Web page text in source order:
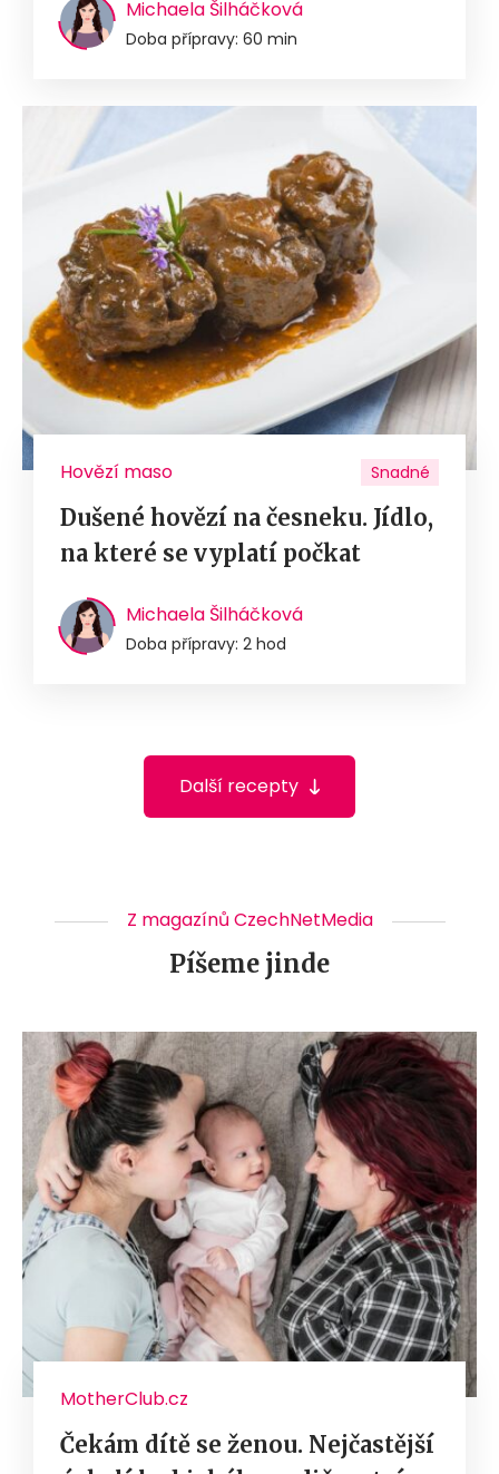
Michaela Šilháčková
Doba přípravy: 60 min
Hovězí maso Snadné
Dušené hovězí na česneku. Jídlo,
na které se vyplatí počkat
Michaela Šilháčková
Doba přípravy: 2 hod
Další recepty
Z magazínů CzechNetMedia
Píšeme jinde
MotherClub.cz
Čekám dítě se ženou. Nejčastější